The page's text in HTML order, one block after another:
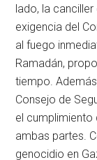
lado, la
exigencia del
al fuego
Ramadán,
tiempo.
Consejo de
el cumplimiento
ambas partes.
genocidio en